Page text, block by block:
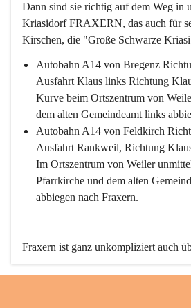
Dann sind sie richtig auf dem Weg in
Kriasidorf FRAXERN, das auch für
Kirschen, die "Große Schwarze
Autobahn A14 von Bregenz
Ausfahrt Klaus links Richtung
Kurve beim Ortszentrum von
dem alten Gemeindeamt links
Autobahn A14 von Feldkirch
Ausfahrt Rankweil, Richtung
Im Ortszentrum von Weiler
Pfarrkirche und dem alten
abbiegen nach Fraxern.
Fraxern ist ganz unkompliziert auch
den öffentlichen Verkehrsmitteln zu